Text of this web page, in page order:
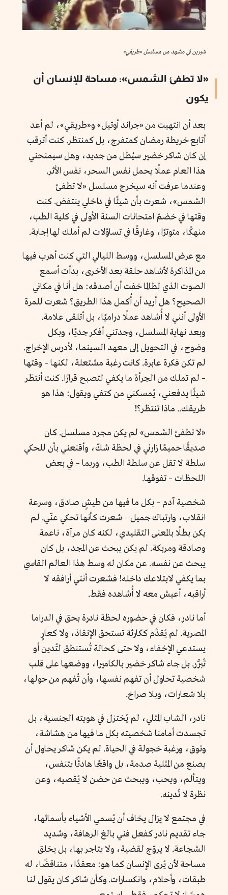
شيرين في مشهد من مسلسل «طريقي»
«لا تطفئ الشمس»: مساحة للإنسان أن
يكون
بعد أن انتهيت من «جراند أوتيل» و«طريقي»، لم أعد
أتابع خريطة رمضان كمتفرج، بل كمنتظر. كنت أترقب
إن كان شاكر خضير سيُطل من جديد، وهل سيمنحني
هذا العام عملًا يحمل نفس السحر، نفس الأثر.
وعندما عرفت أنه سيخرج مسلسل «لا تطفئ
الشمس»، شعرت بأن شيئًا في داخلي ينتفض. كنت
وقتها في خضمّ امتحانات السنة الأولى في كلية الطب،
منهكًا، متوترًا، وغارقًا في تساؤلات لم أملك لها إجابة.
مع عرض المسلسل، ووسط الليالي التي كنت أهرب فيها
من المذاكرة لأشاهد حلقة بعد الأخرى، بدأت أسمع
الصوت الذي لطالما خفت أن أصدقه: هل أنا في مكاني
الصحيح؟ هل أريد أن أُكمل هذا الطريق؟ شعرت للمرة
الأولى أنني لا أُشاهد عملًا دراميًا، بل أتلقى علامة.
وبعد نهاية المسلسل، وجدتني أفكر جديًا، وبكل
وضوح، في التحويل إلى معهد السينما، لأدرس الإخراج.
لم تكن فكرة عابرة. كانت رغبة مشتعلة، لكنها – وقتها
– لم تملك من الجرأة ما يكفي لتصبح قرارًا. كنت أنتظر
شيئًا يدفعني، يُمسكني من كتفي ويقول: هذا هو
طريقك.. ماذا تنتظر؟!
«لا تطفئ الشمس» لم يكن مجرد مسلسل. كان
صديقًا حميمًا زارني في لحظة شكّ، وأقنعني بأن للحكي
سلطة لا تقل عن سلطة الطب، وربما – في بعض
اللحظات – تفوقها.
شخصية آدم – بكل ما فيها من طيشٍ صادق، وسرعة
انقلاب، وارتباك جميل – شعرت كأنها تحكي عنّي. لم
يكن بطلًا بالمعنى التقليدي، لكنه كان مرآة، ناعمة
وصادقة ومربكة. لم يكن يبحث عن المجد، بل كان
يبحث عن نفسه. عن مكان له وسط هذا العالم القاسي
بما يكفي لابتلاعك داخله! فشعرت أنني أرافقه لا
أراقبه، أعيش معه لا أُشاهده فقط.
أما نادر، فكان في حضوره لحظة نادرة بحق في الدراما
المصرية. لم يُقدَّم ككارثة تستحق الإنقاذ، ولا كعارٍ
يستدعي الإخفاء، ولا حتى كحالة تُستنطق لتُدين أو
تُبرَّر. بل جاء شاكر خضير بالكاميرا، ووضعها على قلب
شخصية تحاول أن تفهم نفسها، وأن تُفهم من حولها،
بلا شعارات، وبلا صراخ.
نادر، الشاب المثلي، لم يُختزل في هويته الجنسية، بل
تجسدت أمامنا شخصيته بكل ما فيها من هشاشة،
وتوق، ورغبة خجولة في الحياة. لم يكن شاكر يحاول أن
يصنع من المثلية صدمة، بل واقعًا هادئًا يتنفس،
ويتألم، ويحب، ويبحث عن حضن لا يُقصيه، وعن
نظرة لا تُدينه.
في مجتمع لا يزال يخاف أن يُسمي الأشياء بأسمائها،
جاء تقديم نادر كفعل فني بالغ الرهافة، وشديد
الشجاعة. لا يروّج لقضية، ولا يتاجر بها، بل يخلق
مساحة لأن يُرى الإنسان كما هو: معقدًا، متناقضًا، له
طبقات، وأحلام، وانكسارات. وكأن شاكر كان يقول لنا